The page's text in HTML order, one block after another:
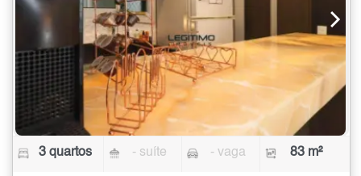
3 quartos - suíte - vaga 83 m²